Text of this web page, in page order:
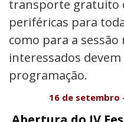
transporte gratuito
periféricas para
como para a sessão
interessados
programação.
16 de setembro